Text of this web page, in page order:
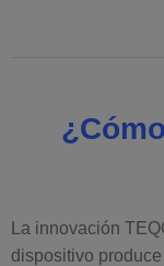
La innovación
dispositivo